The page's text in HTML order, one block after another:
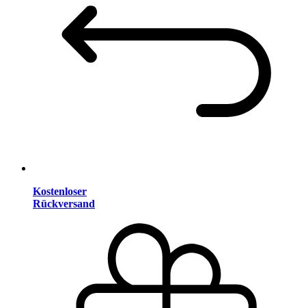
Kostenloser
Rückversand